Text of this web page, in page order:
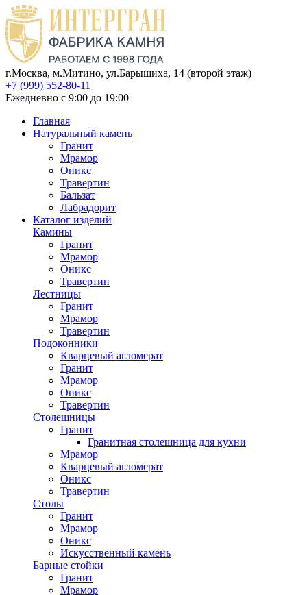
г.Москва, м.Митино, ул.Барышиха, 14 (второй этаж)
+7 (999) 552-80-11
Ежедневно с 9:00 до 19:00
Главная
Натуральный камень
Гранит
Мрамор
Оникс
Травертин
Бальзат
Лабрадорит
Каталог изделий
Камины
Гранит
Мрамор
Оникс
Травертин
Лестницы
Гранит
Мрамор
Травертин
Подоконники
Кварцевый агломерат
Гранит
Мрамор
Оникс
Травертин
Столешницы
Гранит
Гранитная столешница для кухни
Мрамор
Кварцевый агломерат
Оникс
Травертин
Столы
Гранит
Мрамор
Оникс
Искусственный камень
Барные стойки
Гранит
Мрамор